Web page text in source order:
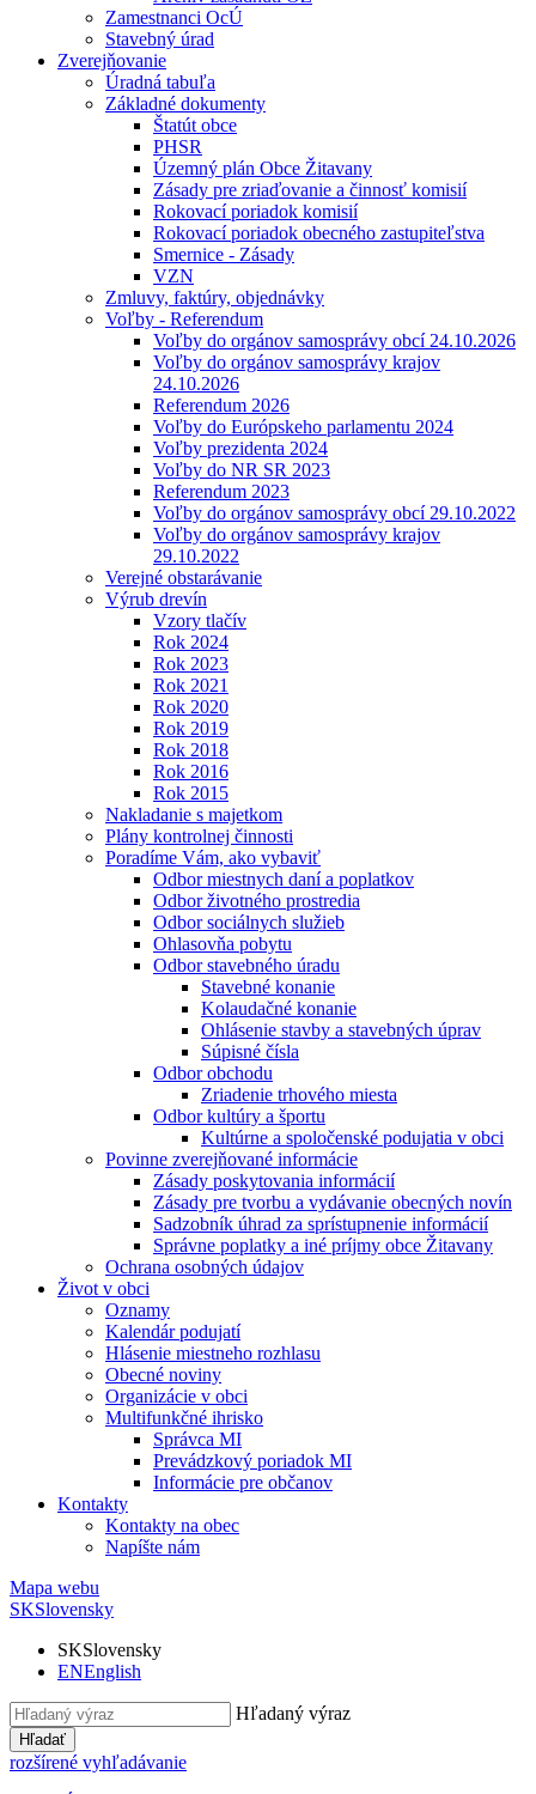
Zamestnanci OcÚ
Stavebný úrad
Zverejňovanie
Úradná tabuľa
Základné dokumenty
Štatút obce
PHSR
Územný plán Obce Žitavany
Zásady pre zriaďovanie a činnosť komisií
Rokovací poriadok komisií
Rokovací poriadok obecného zastupiteľstva
Smernice - Zásady
VZN
Zmluvy, faktúry, objednávky
Voľby - Referendum
Voľby do orgánov samosprávy obcí 24.10.2026
Voľby do orgánov samosprávy krajov
24.10.2026
Referendum 2026
Voľby do Európskeho parlamentu 2024
Voľby prezidenta 2024
Voľby do NR SR 2023
Referendum 2023
Voľby do orgánov samosprávy obcí 29.10.2022
Voľby do orgánov samosprávy krajov
29.10.2022
Verejné obstarávanie
Výrub drevín
Vzory tlačív
Rok 2024
Rok 2023
Rok 2021
Rok 2020
Rok 2019
Rok 2018
Rok 2016
Rok 2015
Nakladanie s majetkom
Plány kontrolnej činnosti
Poradíme Vám, ako vybaviť
Odbor miestnych daní a poplatkov
Odbor životného prostredia
Odbor sociálnych služieb
Ohlasovňa pobytu
Odbor stavebného úradu
Stavebné konanie
Kolaudačné konanie
Ohlásenie stavby a stavebných úprav
Súpisné čísla
Odbor obchodu
Zriadenie trhového miesta
Odbor kultúry a športu
Kultúrne a spoločenské podujatia v obci
Povinne zverejňované informácie
Zásady poskytovania informácií
Zásady pre tvorbu a vydávanie obecných novín
Sadzobník úhrad za sprístupnenie informácií
Správne poplatky a iné príjmy obce Žitavany
Ochrana osobných údajov
Život v obci
Oznamy
Kalendár podujatí
Hlásenie miestneho rozhlasu
Obecné noviny
Organizácie v obci
Multifunkčné ihrisko
Správca MI
Prevádzkový poriadok MI
Informácie pre občanov
Kontakty
Kontakty na obec
Napíšte nám
Mapa webu
SKSlovensky
SKSlovensky
ENEnglish
Hľadaný výraz
Hľadať
rozšírené vyhľadávanie